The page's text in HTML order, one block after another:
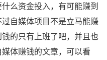
么资金投入，有可能赚到
自媒体项目不是立马能赚
的只有上班了吧，并且也
体赚钱的文章，可以看